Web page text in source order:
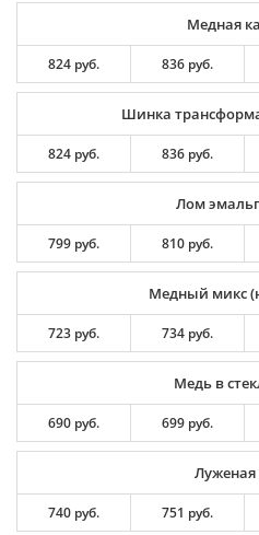
Медная
824 руб. 836 руб.
Шинка
824 руб. 836 руб.
Лом
799 руб. 810 руб.
Медный микс
723 руб. 734 руб.
Медь в
690 руб. 699 руб.
740 руб. 751 руб.